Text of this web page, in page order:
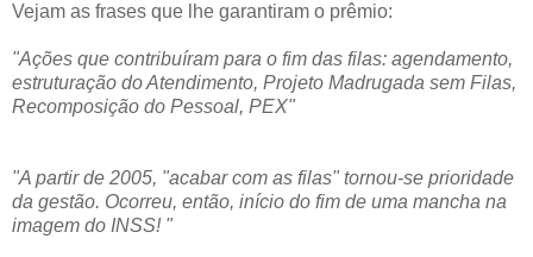
Vejam as frases que lhe garantiram o prêmio:
"Ações que contribuíram para o fim das filas: agendamento,
estruturação do Atendimento, Projeto Madrugada sem Filas,
Recomposição do Pessoal, PEX"
"A partir de 2005, "acabar com as filas" tornou-se prioridade
da gestão. Ocorreu, então, início do fim de uma mancha na
imagem do INSS! "